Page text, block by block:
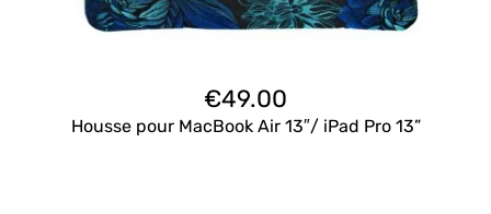
€49.00
Housse pour MacBook Air 13″/ iPad Pro 13”